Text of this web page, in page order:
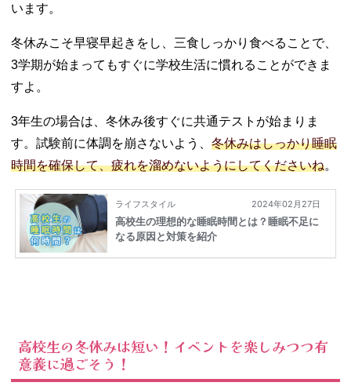
います。
冬休みこそ早寝早起きをし、三食しっかり食べることで、
3学期が始まってもすぐに学校生活に慣れることができま
すよ。
3年生の場合は、冬休み後すぐに共通テストが始まりま
す。試験前に体調を崩さないよう、 冬休みはしっかり睡眠
時間を確保して、疲れを溜めないようにしてくださいね。
高校生の冬休みは短い！イベントを楽しみつつ有
意義に過ごそう！